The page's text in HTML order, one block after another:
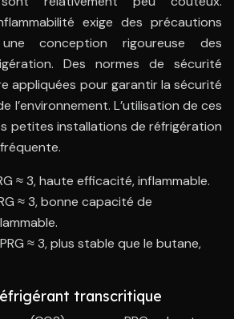
exige des précautions
conception rigoureuse des
Des normes de sécurité
appliquées pour garantir la sécurité
l’environnement. L’utilisation de ces
petites installations de réfrigération
≈ 3, haute efficacité, inflammable.
≈ 3, bonne capacité de
PRG ≈ 3, plus stable que le butane,
transcritique